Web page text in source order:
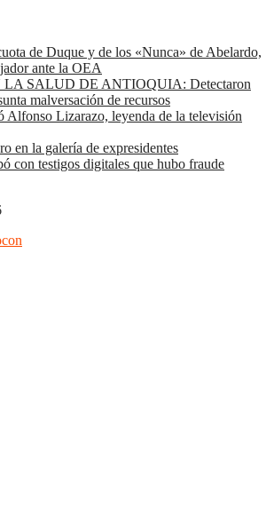
de Duque y de los «Nunca» de Abelardo,
ante la OEA
SALUD DE ANTIOQUIA: Detectaron
malversación de recursos
Alfonso Lizarazo, leyenda de la televisión
en la galería de expresidentes
con testigos digitales que hubo fraude